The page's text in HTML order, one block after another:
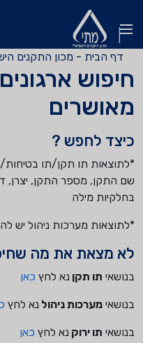
דף הבית - מכון התקנים
ארגונים
לחפש ?
תו תקן/תו בטיחות/
התקן, מספר התקן, יצרן, דגם,
מילה
מערכות ניהול יש
מצאת את מה
תו תקן נא לחץכאן
מערכות ניהולנא לחץכאן
תו ירוקנא לחץכאן